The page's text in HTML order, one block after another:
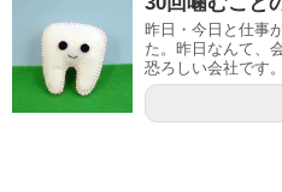
昨日・今日と仕事
た。昨日なんて、
恐ろしい会社です